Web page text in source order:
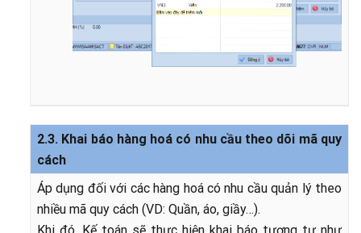
2.3. Khai báo hàng hoá có nhu cầu theo dõi mã quy
cách
Áp dụng đối với các hàng hoá có nhu cầu quản lý theo
nhiều mã quy cách (VD: Quần, áo, giầy…).